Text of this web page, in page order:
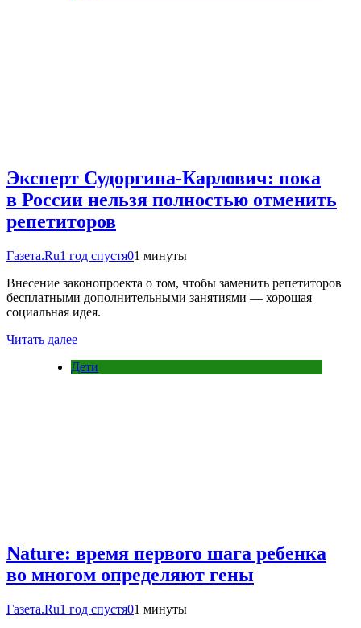
Эксперт Судоргина-Карлович: пока
в России нельзя полностью отменить
репетиторов
Газета.Ru1 год спустя01 минуты
Внесение законопроекта о том, чтобы заменить репетиторов
бесплатными дополнительными занятиями — хорошая
социальная идея.
Читать далее
Дети
Nature: время первого шага ребенка
во многом определяют гены
Газета.Ru1 год спустя01 минуты